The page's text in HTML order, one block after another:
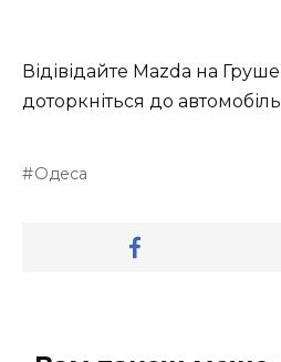
Відівідайте Mazda на
доторкніться до
Одеса